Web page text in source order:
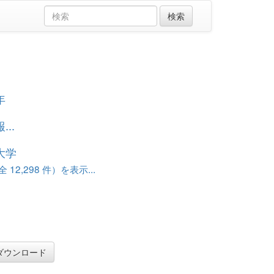
...
学
12,298 件）を表示...
ウンロード